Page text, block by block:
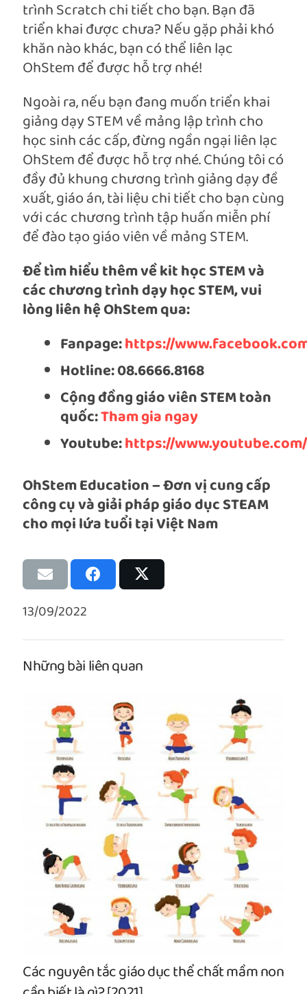
trình Scratch chi tiết cho bạn. Bạn đã
triển khai được chưa? Nếu gặp phải khó
khăn nào khác, bạn có thể liên lạc
OhStem để được hỗ trợ nhé!
Ngoài ra, nếu bạn đang muốn triển khai
giảng dạy STEM về mảng lập trình cho
học sinh các cấp, đừng ngần ngại liên lạc
OhStem để được hỗ trợ nhé. Chúng tôi có
đầy đủ khung chương trình giảng dạy đề
xuất, giáo án, tài liệu chi tiết cho bạn cùng
với các chương trình tập huấn miễn phí
để đào tạo giáo viên về mảng STEM.
Để tìm hiểu thêm về kit học STEM và
các chương trình dạy học STEM, vui
lòng liên hệ OhStem qua:
Fanpage:https://
Hotline: 08.6666.8168
Cộng đồng giáo viên STEM toàn
quốc:Tham gia ngay
Youtube:https://
OhStem Education – Đơn vị cung cấp
công cụ và giải pháp giáo dục STEAM
cho mọi lứa tuổi tại Việt Nam
13/09/2022
Những bài liên quan
Các nguyên tắc giáo dục thể chất mầm non